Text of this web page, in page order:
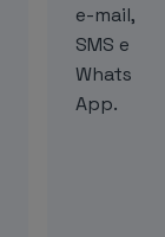
e-mail,
SMS e
Whats
App.